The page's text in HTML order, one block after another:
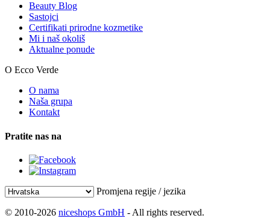
Beauty Blog
Sastojci
Certifikati prirodne kozmetike
Mi i naš okoliš
Aktualne ponude
O Ecco Verde
O nama
Naša grupa
Kontakt
Pratite nas na
Promjena regije / jezika
© 2010-2026 niceshops GmbH - All rights reserved.